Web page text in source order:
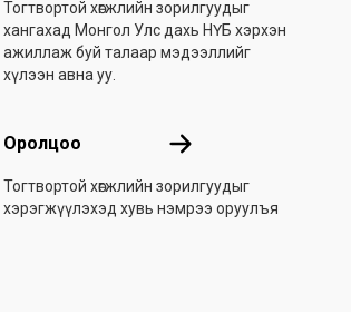
Тогтвортой хөгжлийн зорилгуудыг
хангахад Монгол Улс дахь НҮБ хэрхэн
ажиллаж буй талаар мэдээллийг
хүлээн авна уу.
Оролцоо Оролцоо
Тогтвортой хөгжлийн зорилгуудыг
хэрэгжүүлэхэд хувь нэмрээ оруулъя